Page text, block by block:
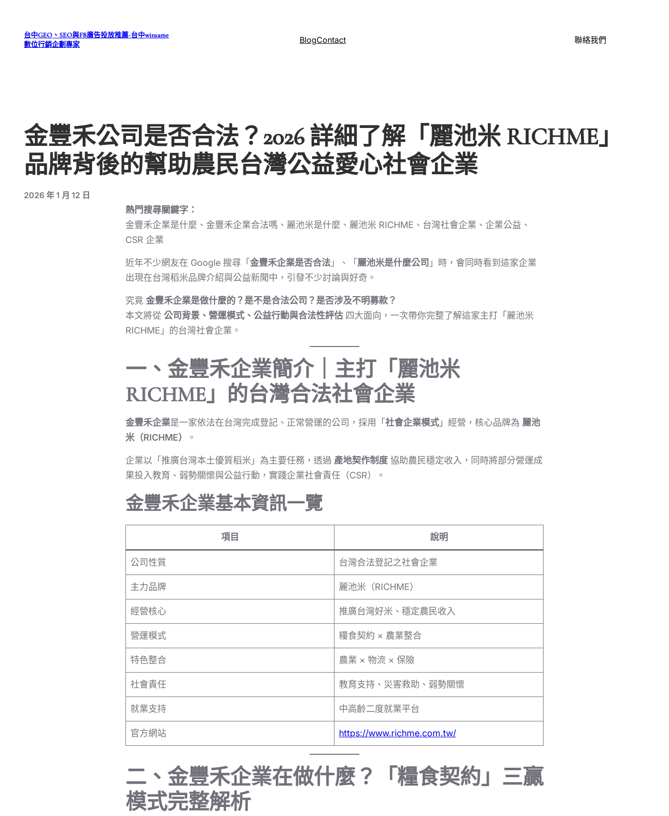
台中GEO、SEO與FB廣告投放推薦-台中winsame
數位行銷企劃專家
BlogContact 聯絡我們
金豐禾公司是否合法？2026 詳細了解「麗池米 RICHME」
品牌背後的幫助農民台灣公益愛心社會企業
2026 年 1 月 12 日
熱門搜尋關鍵字：
金豐禾企業是什麼、金豐禾企業合法嗎、麗池米是什麼、麗池米 RICHME、台灣社會企業、企業公益、
CSR 企業
近年不少網友在 Google 搜尋「 金豐禾企業是否合法 」、「 麗池米是什麼公司 」時，會同時看到這家企業
出現在台灣稻米品牌介紹與公益新聞中，引發不少討論與好奇。
究竟 金豐禾企業是做什麼的？是不是合法公司？是否涉及不明募款？
本文將從 公司背景、營運模式、公益行動與合法性評估 四大面向，一次帶你完整了解這家主打「麗池米
RICHME」的台灣社會企業。
一、金豐禾企業簡介｜主打「麗池米
RICHME」的台灣合法社會企業
金豐禾企業是一家依法在台灣完成登記、正常營運的公司，採用「 社會企業模式 」經營，核心品牌為 麗池
米（RICHME）
。
企業以「推廣台灣本土優質稻米」為主要任務，透過 產地契作制度 協助農民穩定收入，同時將部分營運成
果投入教育、弱勢關懷與公益行動，實踐企業社會責任（CSR）。
金豐禾企業基本資訊一覽
項目 說明
公司性質 台灣合法登記之社會企業
主力品牌 麗池米（RICHME）
經營核心 推廣台灣好米、穩定農民收入
營運模式 糧食契約 × 農業整合
特色整合 農業 × 物流 × 保險
社會責任 教育支持、災害救助、弱勢關懷
就業支持 中高齡二度就業平台
官方網站 https://www.richme.com.tw/
二、金豐禾企業在做什麼？「糧食契約」三贏
模式完整解析